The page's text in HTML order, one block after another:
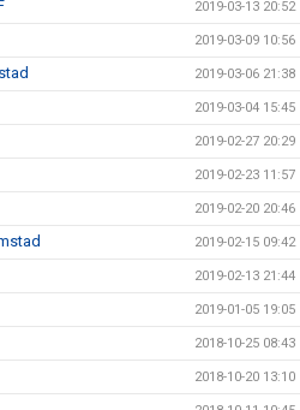
2019-03-13 20:52
2019-03-09 10:56
2019-03-06 21:38
2019-03-04 15:45
2019-02-27 20:29
2019-02-23 11:57
2019-02-20 20:46
2019-02-15 09:42
2019-02-13 21:44
2019-01-05 19:05
2018-10-25 08:43
2018-10-20 13:10